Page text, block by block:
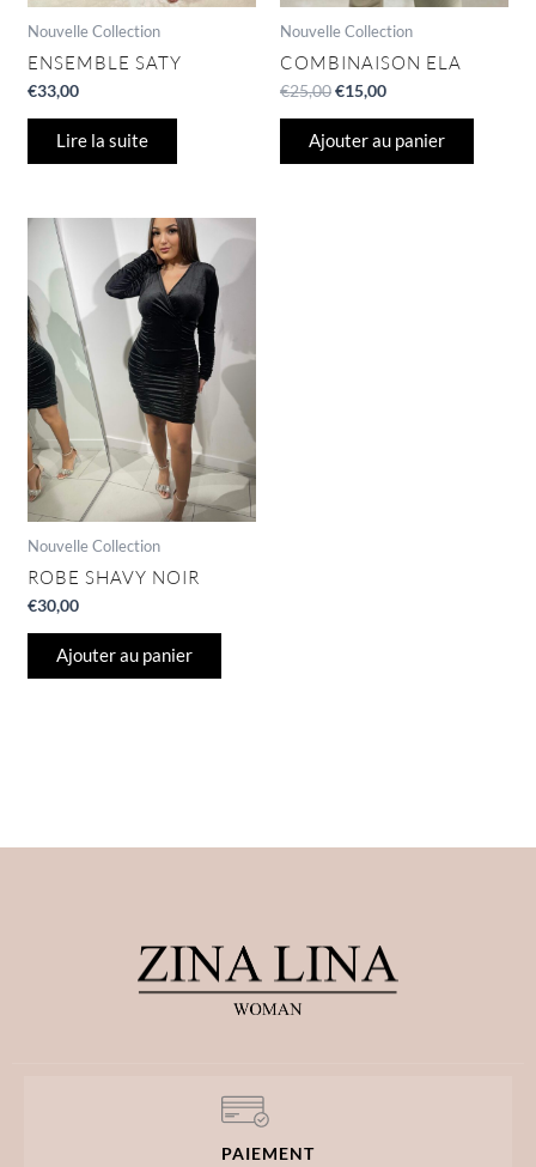
Nouvelle Collection
ENSEMBLE SATY
€33,00
Lire la suite
Nouvelle Collection
COMBINAISON ELA
€25,00€15,00
Ajouter au panier
Nouvelle Collection
ROBE SHAVY NOIR
€30,00
Ajouter au panier
PAIEMENT